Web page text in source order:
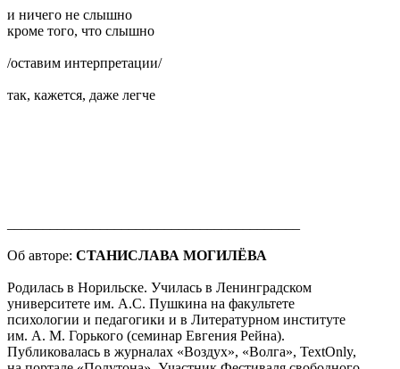
и ничего не слышно
кроме того, что слышно
/оставим интерпретации/
так, кажется, даже легче
Об авторе: СТАНИСЛАВА МОГИЛЁВА
Родилась в Норильске. Училась в Ленинградском
университете им. А.С. Пушкина на факультете
психологии и педагогики и в Литературном институте
им. А. М. Горького (семинар Евгения Рейна).
Публиковалась в журналах «Воздух», «Волга», TextOnly,